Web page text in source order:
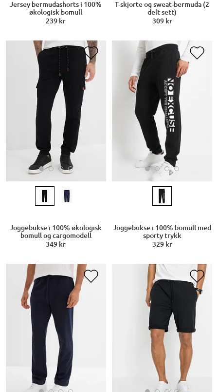
Jersey bermudashorts i 100%
økologisk bomull
239 kr
T-skjorte og sweat-bermuda (2
delt sett)
309 kr
Joggebukse i 100% økologisk
bomull og cargomodell
349 kr
Joggebukse i 100% bomull med
sporty trykk
329 kr